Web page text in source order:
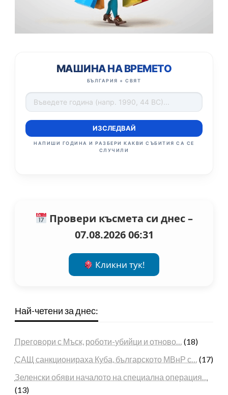
МАШИНА НА ВРЕМЕТО
БЪЛГАРИЯ + СВЯТ
ИЗСЛЕДВАЙ
НАПИШИ ГОДИНА И РАЗБЕРИ КАКВИ СЪБИТИЯ СА СЕ
СЛУЧИЛИ
Провери късмета си днес –
07.08.2026 06:31
Кликни тук!
Най-четени за днес:
Преговори с Мъск, роботи-убийци и отново… (18)
САЩ санкционираха Куба, българското МВнР с… (17)
Зеленски обяви началото на специална операция…
(13)